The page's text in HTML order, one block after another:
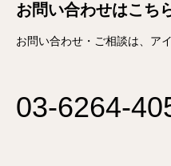
お問い合わせはこち
お問い合わせ・ご相談は、ア
03-6264-